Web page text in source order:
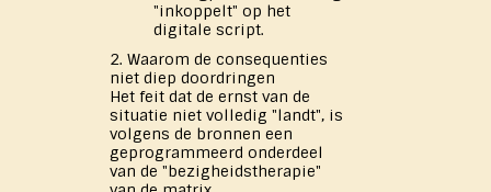
"inkoppelt" op het
digitale script.
2. Waarom de consequenties
niet diep doordringen
Het feit dat de ernst van de
situatie niet volledig "landt", is
volgens de bronnen een
geprogrammeerd onderdeel
van de "bezigheidstherapie"